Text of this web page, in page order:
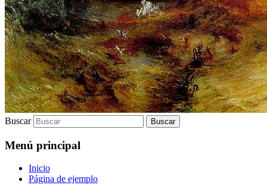
Buscar
Menú principal
Inicio
Página de ejemplo